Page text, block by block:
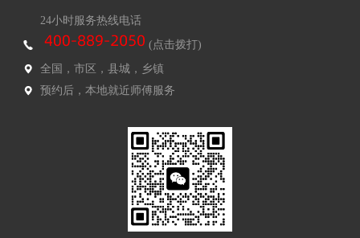
24小时服务热线电话
(点击拨打)
全国，市区，县城，乡镇
预约后，本地就近师傅服务